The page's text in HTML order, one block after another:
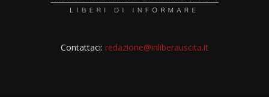
Contattaci: redazione@inliberauscita.it